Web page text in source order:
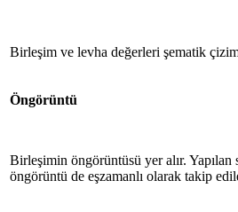
Birleşim ve levha değerleri şematik
Öngörüntü
Birleşimin öngörüntüsü yer alır.
öngörüntü de eşzamanlı olarak takip